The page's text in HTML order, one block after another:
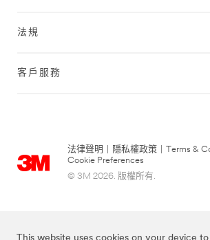
法規
客戶服務
法律聲明 隱私權政策 Terms &
Cookie Preferences
© 3M 2026. 版權所有.